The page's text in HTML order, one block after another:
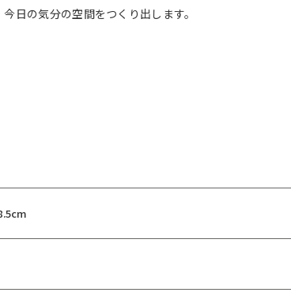
日の気分の空間をつくり出します。